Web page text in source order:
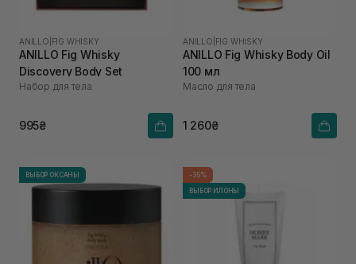
ANILLO FIG WHISKY
ANILLO Fig Whisky
Discovery Body Set
Набор для тела
995₴
ANILLO FIG WHISKY
ANILLO Fig Whisky Body Oil
100 мл
Масло для тела
1 260₴
ВЫБОР ОКСАНЫ
-35%
ВЫБОР ИЛОНЫ